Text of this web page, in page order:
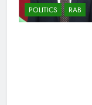
POLITICS
RAB